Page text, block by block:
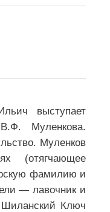
выступает
Муленкова.
Муленков
(отягчающее
фамилию и
— лавочник и
Шиланский Ключ